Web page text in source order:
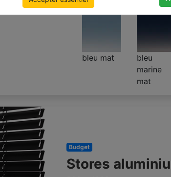
bleu mat
bleu
marine
mat
Budget
Stores